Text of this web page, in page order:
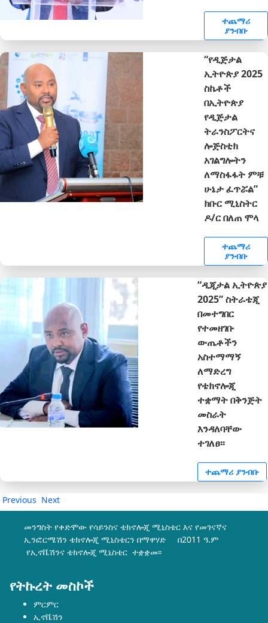
ተጨማሪ
ያንብቡ
“የዲጅታል
ኢትዮጵያ 2025
ስኬቶች
በኢትዮጵያ
የዲጅታል
ትራንስፖርትና
ሎጅስቲክ
አገልግሎትን
ለማስፋፋት ምቹ
ሁኔታ ፈጥሯል”
ክቡር ሚኒስትር
ዶ/ር በለጠ ሞላ
ተጨማሪ
ያንብቡ
“ዲጂታል ኢትዮጵያ
2025” ስትራቴጂ
በመተግበር
የተመዘገቡ
ውጤቶችን
አስተማማኝ
ለማድረግ
የቴክኖሎጂ
ተቋማት በቅንጅት
መስራት
እንዳለባቸው
ተገለፀ፡፡
ተጨማሪ ያንብቡ
Previous Next
መንግስት የቀድሞው የሳይንስና ቴክኖሎጂ ሚኒስቴር እና የመገናኛና
ኢንፎርሜሽን ቴክኖሎጂ ሚኒስቴርን በማዋሃድ በ2011 ዓ.ም
የኢኖቬሽንና ቴክኖሎጂ ሚኒስቴር ተቋቋመ፡፡
የትኩረት መስኮች
ምርምር
ኢኖቬሽን